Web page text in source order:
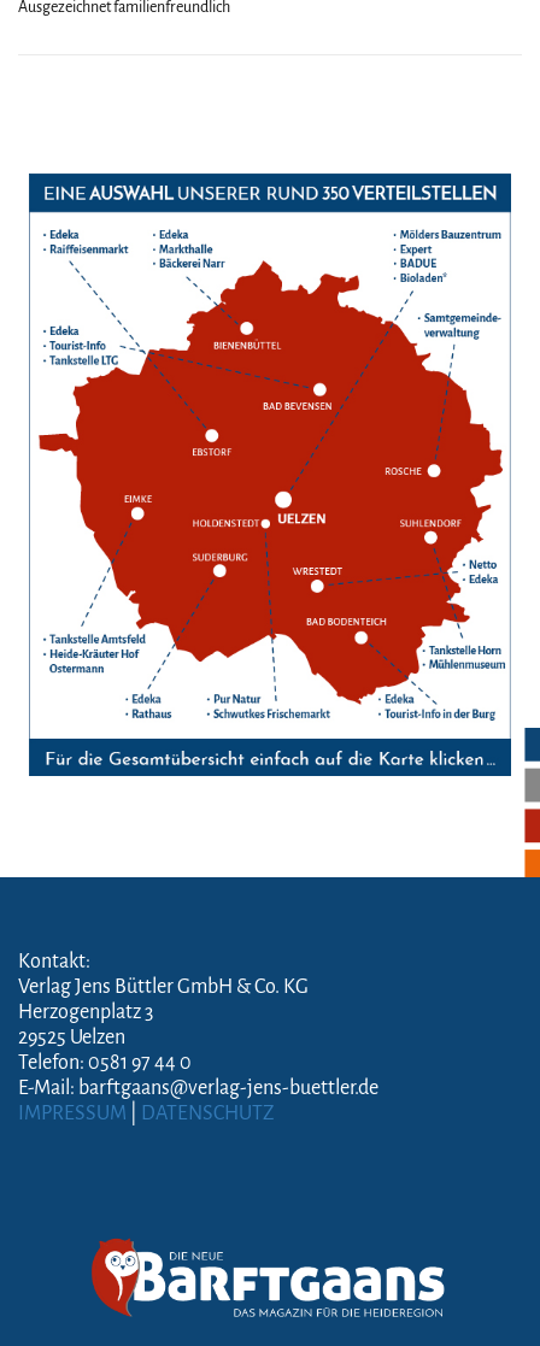
Ausgezeichnet familienfreundlich
Kontakt:
Verlag Jens Büttler GmbH & Co. KG
Herzogenplatz 3
29525 Uelzen
Telefon: 0581 97 44 0
E-Mail: barftgaans@verlag-jens-buettler.de
IMPRESSUM
DATENSCHUTZ